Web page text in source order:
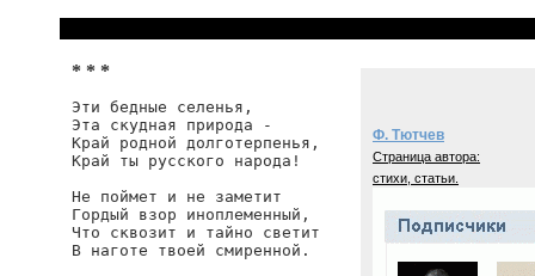
* * *
Эти бедные селенья,
Эта скудная природа -
Край родной долготерпенья,
Край ты русского народа!
Не поймет и не заметит
Гордый взор иноплеменный,
Что сквозит и тайно светит
В наготе твоей смиренной.
Ф. Тютчев
Страница автора:
стихи, статьи.